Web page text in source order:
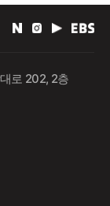
로 202, 2층